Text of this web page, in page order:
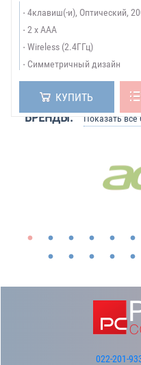
4клавиш(-и), Оптический,
2 x AАА
Wireless (2.4ГГц)
Симметричный дизайн
КУПИТЬ
БРЕНДЫ: Показать
022-201-